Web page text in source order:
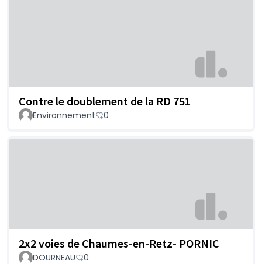
Contre le doublement de la RD 751
Environnement 0
2x2 voies de Chaumes-en-Retz- PORNIC
DOURNEAU 0